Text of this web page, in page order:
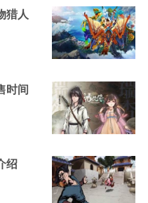
猎人
时间
绍